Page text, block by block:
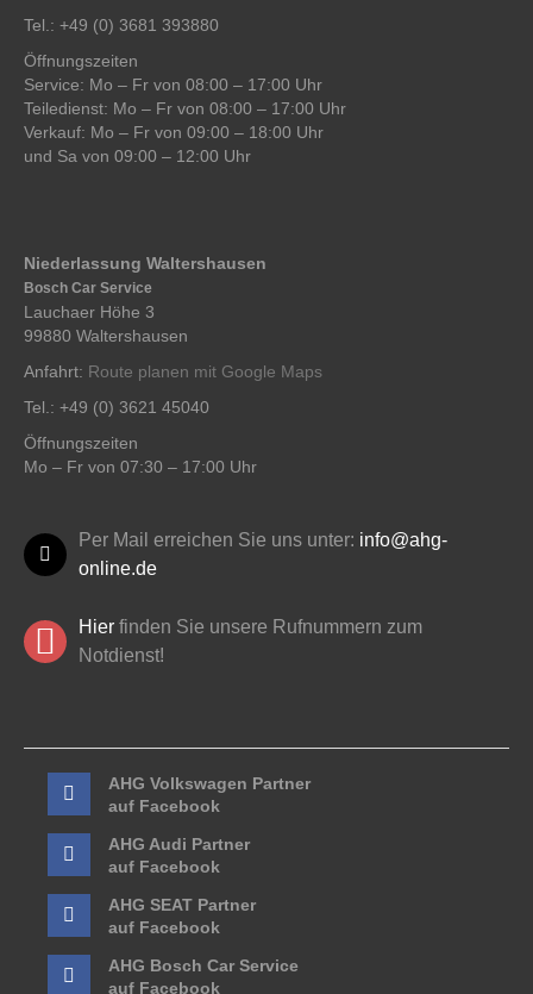
Tel.: +49 (0) 3681 393880
Öffnungszeiten
Service: Mo – Fr von 08:00 – 17:00 Uhr
Teiledienst: Mo – Fr von 08:00 – 17:00 Uhr
Verkauf: Mo – Fr von 09:00 – 18:00 Uhr
und Sa von 09:00 – 12:00 Uhr
Niederlassung Waltershausen
Bosch Car Service
Lauchaer Höhe 3
99880 Waltershausen
Anfahrt: Route planen mit Google Maps
Tel.: +49 (0) 3621 45040
Öffnungszeiten
Mo – Fr von 07:30 – 17:00 Uhr
Per Mail erreichen Sie uns unter: info@ahg-
online.de
Hier finden Sie unsere Rufnummern zum
Notdienst!
AHG Volkswagen Partner
auf Facebook
AHG Audi Partner
auf Facebook
AHG SEAT Partner
auf Facebook
AHG Bosch Car Service
auf Facebook